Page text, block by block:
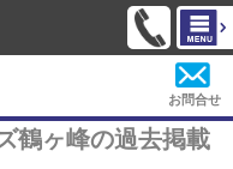
お問合せ
鶴ヶ峰の過去掲載